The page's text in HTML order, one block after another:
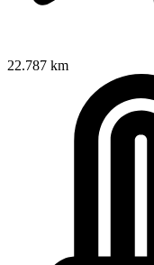
22.787 km